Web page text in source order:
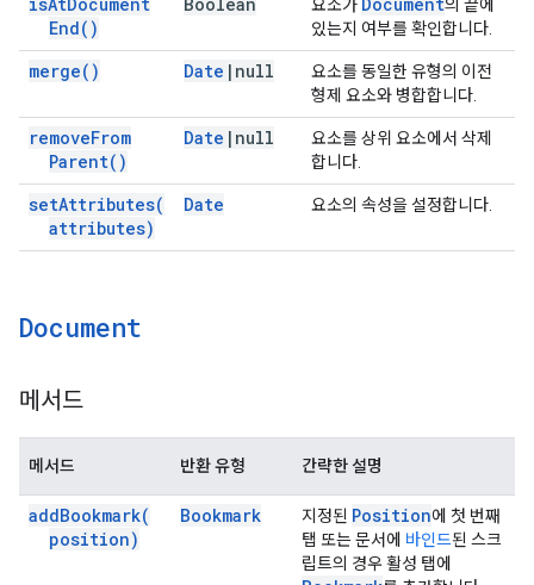
End( )
요소가
의 끝에
있는지 여부를 확인합니다.
merge( ) Date | null
요소를 동일한 유형의 이전
형제 요소와 병합합니다.
removeFrom
Parent( )
Date | null
요소를 상위 요소에서 삭제
합니다.
setAttributes(
attributes)
Date 요소의 속성을 설정합니다.
Document
메서드
메서드 반환 유형 간략한 설명
addBookmark(
position)
Bookmark 지정된 Position에 첫 번째
탭 또는 문서에 바인드된 스크
립트의 경우 활성 탭에